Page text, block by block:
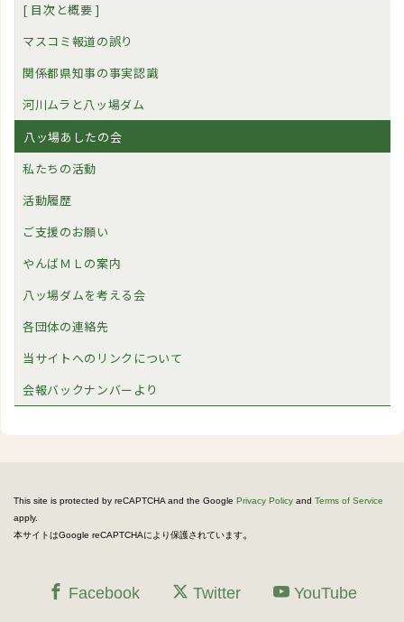
[ 目次と概要 ]
マスコミ報道の誤り
関係都県知事の事実認識
河川ムラと八ッ場ダム
八ッ場あしたの会
私たちの活動
活動履歴
ご支援のお願い
やんばＭＬの案内
八ッ場ダムを考える会
各団体の連絡先
当サイトへのリンクについて
会報バックナンバーより
This site is protected by reCAPTCHA and the Google Privacy Policy and Terms of Service
apply.
本サイトはGoogle reCAPTCHAにより保護されています。
Facebook Twitter YouTube